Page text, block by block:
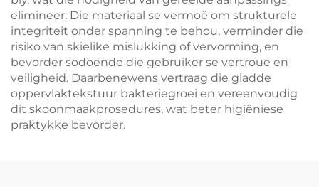
elimineer. Die materiaal se vermoë om strukturele
integriteit onder spanning te behou, verminder die
risiko van skielike mislukking of vervorming, en
bevorder sodoende die gebruiker se vertroue en
veiligheid. Daarbenewens vertraag die gladde
oppervlaktekstuur bakteriegroei en vereenvoudig
dit skoonmaakprosedures, wat beter higiëniese
praktykke bevorder.